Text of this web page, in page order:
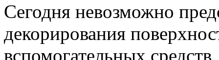
Сегодня невозможно
декорирования
вспомогательных